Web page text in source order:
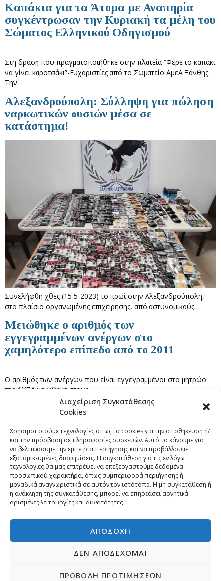
Διαχείριση Συγκατάθεσης
Cookies
Χρησιμοποιούμε τεχνολογίες όπως τα cookies για την αποθήκευση ή/
και την πρόσβαση σε πληροφορίες συσκευών. Αυτό το κάνουμε για
να βελτιώσουμε την εμπειρία περιήγησης και να προβάλλουμε
εξατομικευμένες διαφημίσεις. Η συγκατάθεση για τις εν λόγω
τεχνολογίες θα μας επιτρέψει να επεξεργαστούμε δεδομένα
προσωπικού χαρακτήρα, όπως συμπεριφορά περιήγησης ή
μοναδικά αναγνωριστικά σε αυτόν τον ιστότοπο. Η μη συγκατάθεση ή
η ανάκληση της συγκατάθεσης, μπορεί να επηρεάσει αρνητικά
ορισμένες λειτουργίες και δυνατότητες.
ΑΠΟΔΟΧΉ
ΔΕΝ ΑΠΟΔΈΧΟΜΑΙ
ΠΡΟΒΟΛΉ ΠΡΟΤΙΜΉΣΕΩΝ
Καπάκια για τα Άτομα με Αναπηρία
συγκέντρωσαν την Κυριακή τα μέλη του
Σώματος Ελληνικού Οδηγισμού
Στη δράση που πραγματοποιήθηκε στην πλατεία “Φέρε το καπάκι
να γίνει καροτσάκι”-Ευχαριστίες από το Σωματείο ΑμεΑ Ξάνθης.
Την…
Αλεξανδρούπολη: Σύλληψη για πώληση
ναρκωτικών ουσιών μέσα σε
κατάστημα!
Συνελήφθη χθες (15-5-2023) το πρωί στην Αλεξανδρούπολη,
στο πλαίσιο οργανωμένης επιχείρησης, από αστυνομικούς…
Μειώθηκε ο αριθμός των
εγγεγραμμένων ανέργων στο
χαμηλότερο επίπεδο από το 2011
Ο αριθμός των ανέργων που είναι εγγεγραμμένοι στο μητρώο
της ΔΥΠΑ μειώθηκε στους….
Επόμενο→
Copyright © 2026 | Developed byPr-om.gr